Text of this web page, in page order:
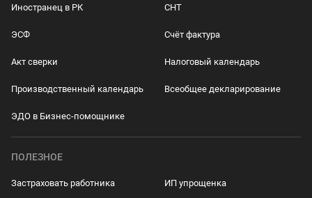
Иностранец в РК СНТ
ЭСФ Счёт фактура
Акт сверки Налоговый календарь
Производственный календарь Всеобщее декларирование
ЭДО в Бизнес-помощнике
ПОЛЕЗНОЕ
Застраховать работника ИП упрощенка